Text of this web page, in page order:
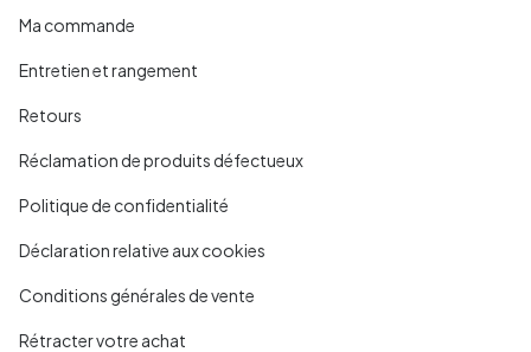
Ma commande
Entretien et rangement
Retours
Réclamation de produits défectueux
Politique de confidentialité
Déclaration relative aux cookies
Conditions générales de vente
Rétracter votre achat